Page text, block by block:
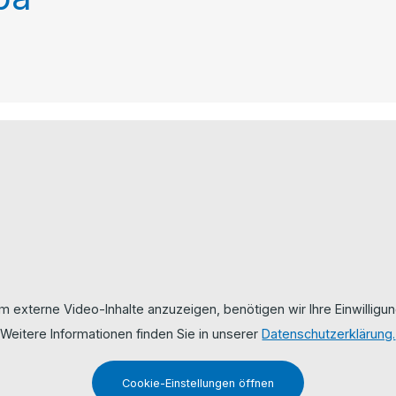
externe Video-Inhalte anzuzeigen, benötigen wir Ihre
Weitere Informationen finden Sie in unsererDatenschutzerklärung.
Cookie-Einstellungen öffnen